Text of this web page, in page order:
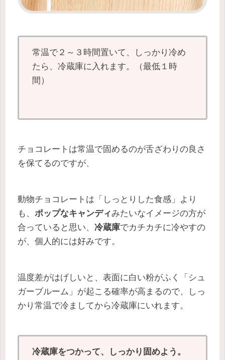
常温で２～３時間置いて、しっかり冷め
たら、冷蔵庫に入れます。（最低１時
間）
チョコレートは常温で固めるのが舌ざわりの良さ
を保てるのですが、
動物チョコレートは「しっとりした食感」より
も、 ポップなキャンディみたいなイメージの方が
合っていると思い、 冷蔵庫でカチカチに冷やすの
が、個人的には好みです。
温度差がはげしいと、表面に白い粉がふく「シュ
ガーブルーム」が起こる確率が高まるので、しっ
かり常温で冷ましてから冷蔵庫にいれます。
冷蔵庫をつかって、しっかり固めよう。